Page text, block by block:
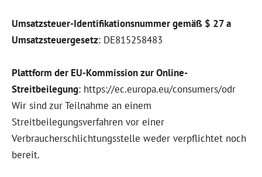
Umsatzsteuer-Identifikationsnummer gemäß $ 27 a
Umsatzsteuergesetz: DE815258483
Plattform der EU-Kommission zur Online-
Streitbeilegung: https://ec.europa.eu/consumers/odr
Wir sind zur Teilnahme an einem
Streitbeilegungsverfahren vor einer
Verbraucherschlichtungsstelle weder verpflichtet noch
bereit.